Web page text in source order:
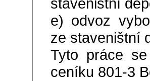
staveništní
e) odvoz
ze staveništní
Tyto práce
ceníku 801-3